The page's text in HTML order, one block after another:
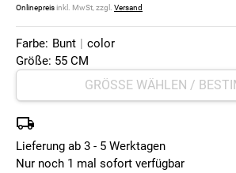
Onlinepreisinkl. MwSt, zzgl. Versand
Farbe: Bunt | color
Größe: 55 CM
Lieferung ab 3 - 5 Werktagen
Nur noch 1 mal sofort verfügbar